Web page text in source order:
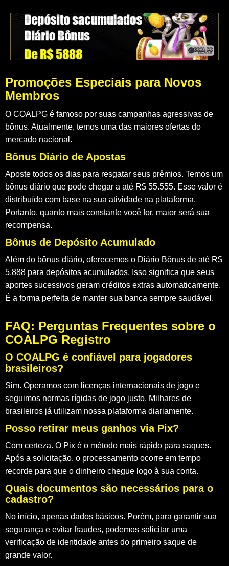
Promoções Especiais para Novos
Membros
O COALPG é famoso por suas campanhas agressivas de
bônus. Atualmente, temos uma das maiores ofertas do
mercado nacional.
Bônus Diário de Apostas
Aposte todos os dias para resgatar seus prêmios. Temos um
bônus diário que pode chegar a até R$ 55.555. Esse valor é
distribuído com base na sua atividade na plataforma.
Portanto, quanto mais constante você for, maior será sua
recompensa.
Bônus de Depósito Acumulado
Além do bônus diário, oferecemos o Diário Bônus de até R$
5.888 para depósitos acumulados. Isso significa que seus
aportes sucessivos geram créditos extras automaticamente.
É a forma perfeita de manter sua banca sempre saudável.
FAQ: Perguntas Frequentes sobre o
COALPG Registro
O COALPG é confiável para jogadores
brasileiros?
Sim. Operamos com licenças internacionais de jogo e
seguimos normas rígidas de jogo justo. Milhares de
brasileiros já utilizam nossa plataforma diariamente.
Posso retirar meus ganhos via Pix?
Com certeza. O Pix é o método mais rápido para saques.
Após a solicitação, o processamento ocorre em tempo
recorde para que o dinheiro chegue logo à sua conta.
Quais documentos são necessários para o
cadastro?
No início, apenas dados básicos. Porém, para garantir sua
segurança e evitar fraudes, podemos solicitar uma
verificação de identidade antes do primeiro saque de
grande valor.